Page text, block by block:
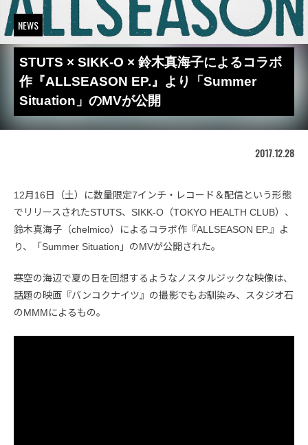
NEWS
STUTS × SIKK-O × 鈴木真海子によるコラボ
作『ALLSEASON EP.』より「Summer
Situation」のMVが公開
2017.12.28
12月16日（土）に数量限定7インチ・レコード＆配信という形態
でリリースされたSTUTS、SIKK-O（TOKYO HEALTH CLUB）、
鈴木真海子（chelmico）によるコラボ作『ALLSEASON EP.』よ
り、「Summer Situation」のMVが公開された。
寒空の海辺で夏の日を回想するようなノスタルジックな映像は、
話題の映画『バンコクナイツ』の撮影でもお馴染み、スタジオ石
のMMMによるもの。